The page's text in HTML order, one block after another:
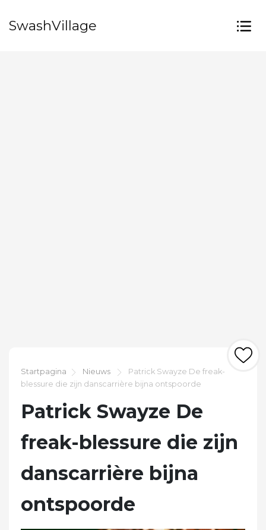
SwashVillage
Startpagina Nieuws
Patrick Swayze De freak-
blessure die zijn danscarrière bijna ontspoorde
Patrick Swayze De
freak-blessure die zijn
danscarrière bijna
ontspoorde